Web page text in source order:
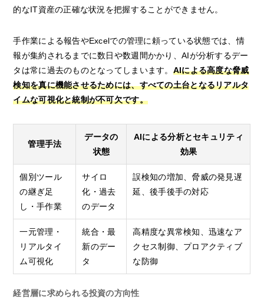
的なIT資産の正確な状況を把握することができません。
手作業による報告やExcelでの管理に頼っている状態では、情
報が集約されるまでに数日や数週間かかり、AIが分析するデー
タは常に過去のものとなってしまいます。 AIによる高度な脅威
検知を真に機能させるためには、すべての土台となるリアルタ
イムな可視化と統制が不可欠です。
管理手法
データの
状態
AIによる分析とセキュリティ
効果
個別ツール
の継ぎ足
し・手作業
サイロ
化・過去
のデータ
誤検知の増加、脅威の発見遅
延、後手後手の対応
一元管理・
リアルタイ
ム可視化
統合・最
新のデー
タ
高精度な異常検知、迅速なア
クセス制御、プロアクティブ
な防御
経営層に求められる投資の方向性